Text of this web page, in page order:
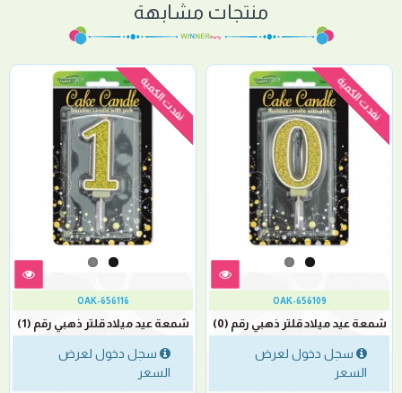
منتجات مشابهة
نفدت الكمية
OAK-656109
شمعة عيد ميلاد قلتر ذهبي رقم (0)
سجل دخول لعرض
السعر
نفدت الكمية
OAK-656116
شمعة عيد ميلاد قلتر ذهبي رقم (1)
سجل دخول لعرض
السعر